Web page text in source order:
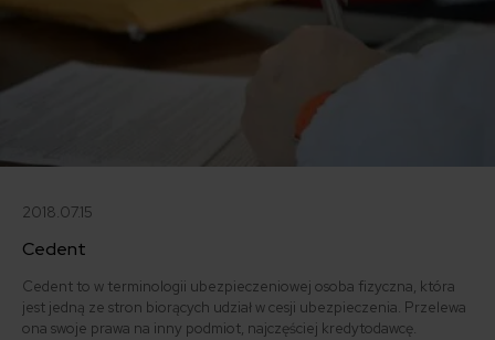
2018.07.15
Cedent
Cedent to w terminologii ubezpieczeniowej osoba fizyczna, która
jest jedną ze stron biorących udział w cesji ubezpieczenia. Przelewa
ona swoje prawa na inny podmiot, najczęściej kredytodawcę.